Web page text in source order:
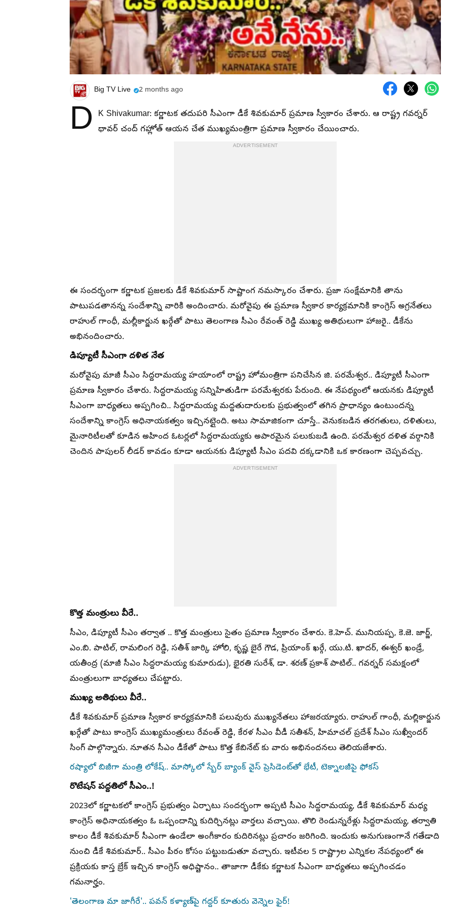
Big TV Live 2 months ago
D K Shivakumar: కర్ణాటక తదుపరి సీఎంగా డీకే శివకుమార్ ప్రమాణ స్వీకారం చేశారు. ఆ రాష్ట్ర గవర్నర్
థావర్ చంద్ గహ్లోత్ ఆయన చేత ముఖ్యమంత్రిగా ప్రమాణ స్వీకారం చేయించారు.
ADVERTISEMENT
ఈ సందర్భంగా కర్ణాటక ప్రజలకు డీకే శివకుమార్ సాష్టాంగ నమస్కారం చేశారు. ప్రజా సంక్షేమానికి తాను
పాటుపడతానన్న సందేశాన్ని వారికి అందించారు. మరోవైపు ఈ ప్రమాణ స్వీకార కార్యక్రమానికి కాంగ్రెస్ అగ్రనేతలు
రాహుల్ గాంధీ, మల్లీకార్జున ఖర్గేతో పాటు తెలంగాణ సీఎం రేవంత్ రెడ్డి ముఖ్య అతిథులుగా హాజరై.. డీకేను
అభినందించారు.
డిప్యూటీ సీఎంగా దళిత నేత
మరోవైపు మాజీ సీఎం సిద్దరామయ్య హయాంలో రాష్ట్ర హోమంత్రిగా పనిచేసిన జి. పరమేశ్వర.. డిప్యూటీ సీఎంగా
ప్రమాణ స్వీకారం చేశారు. సిద్దరామయ్య సన్నిహితుడిగా పరమేశ్వరకు పేరుంది. ఈ నేపథ్యంలో ఆయనకు డిప్యూటీ
సీఎంగా బాధ్యతలు అప్పగించి.. సిద్దరామయ్య మద్దతుదారులకు ప్రభుత్వంలో తగిన ప్రాధాన్యం ఉంటుందన్న
సందేశాన్ని కాంగ్రెస్ అధినాయకత్వం ఇచ్చినట్లైంది. అటు సామాజికంగా చూస్తే.. వెనుకబడిన తరగతులు, దళితులు,
మైనారిటీలతో కూడిన అహింద ఓటర్లలో సిద్దరామయ్యకు అపారమైన పలుకుబడి ఉంది. పరమేశ్వర దళిత వర్గానికి
చెందిన పాపులర్ లీడర్ కావడం కూడా ఆయనకు డిప్యూటీ సీఎం పదవి దక్కడానికి ఒక కారణంగా చెప్పవచ్చు.
ADVERTISEMENT
కొత్త మంత్రులు వీరే..
సీఎం, డిప్యూటీ సీఎం తర్వాత .. కొత్త మంత్రులు సైతం ప్రమాణ స్వీకారం చేశారు. కె.హెచ్. మునియప్ప, కె.జె. జార్జ్,
ఎం.బి. పాటిల్, రామలింగ రెడ్డి, సతీశ్ జార్కి హోలి, కృష్ణ బైరే గౌడ, ప్రియాంక్ ఖర్గే, యు.టి. ఖాదర్, ఈశ్వర్ ఖండ్రే,
యతీంద్ర (మాజీ సీఎం సిద్దరామయ్య కుమారుడు), భైరతి సురేశ్, డా. శరణ్ ప్రకాశ్ పాటిల్.. గవర్నర్ సమక్షంలో
మంత్రులుగా బాధ్యతలు చేపట్టారు.
ముఖ్య అతిథులు వీరే..
డీకే శివకుమార్ ప్రమాణ స్వీకార కార్యక్రమానికి పలువురు ముఖ్యనేతలు హాజరయ్యారు. రాహుల్ గాంధీ, మల్లికార్జున
ఖర్గేతో పాటు కాంగ్రెస్ ముఖ్యమంత్రులు రేవంత్ రెడ్డి, కేరళ సీఎం వీడీ సతీశన్, హిమాచల్ ప్రదేశ్ సీఎం సుఖ్వీందర్
సింగ్ పాల్గొన్నారు. నూతన సీఎం డీకేతో పాటు కొత్త కేబినేట్ కు వారు అభినందనలు తెలియజేశారు.
రష్యాలో బిజీగా మంత్రి లోకేష్.. మాస్కోలో స్బేర్‌ బ్యాంక్ వైస్ ప్రెసిడెంట్‌తో భేటీ, టెక్నాలజీపై ఫోకస్
రొటేషన్ పద్దతిలో సీఎం..!
2023లో కర్ణాటకలో కాంగ్రెస్ ప్రభుత్వం ఏర్పాటు సందర్భంగా అప్పటి సీఎం సిద్దరామయ్య, డీకే శివకుమార్ మధ్య
కాంగ్రెస్ అధినాయకత్వం ఓ ఒప్పందాన్ని కుదిర్చినట్లు వార్తలు వచ్చాయి. తొలి రెండున్నరేళ్లు సిద్దరామయ్య, తర్వాతి
కాలం డీకే శివకుమార్ సీఎంగా ఉండేలా అంగీకారం కుదిరినట్లు ప్రచారం జరిగింది. ఇందుకు అనుగుణంగానే గతేడాది
నుంచి డీకే శివకుమార్.. సీఎం పీఠం కోసం పట్టుబడుతూ వచ్చారు. ఇటీవల 5 రాష్ట్రాల ఎన్నికల నేపథ్యంలో ఈ
ప్రక్రియకు కాస్త బ్రేక్ ఇచ్చిన కాంగ్రెస్ అధిష్టానం.. తాజాగా డీకేకు కర్ణాటక సీఎంగా బాధ్యతలు అప్పగించడం
గమనార్హం.
'తెలంగాణ మా జాగీరే'.. పవన్ కళ్యాణ్‌పై గద్దర్ కూతురు వెన్నెల ఫైర్!